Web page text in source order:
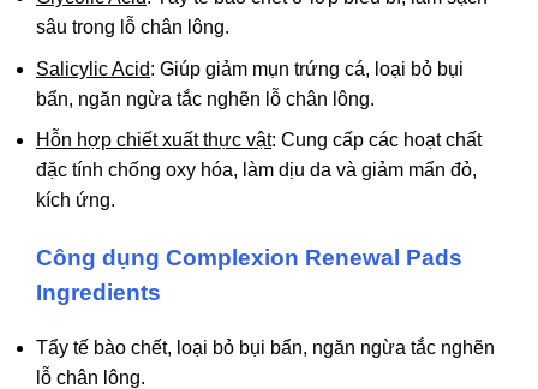
sâu trong lỗ chân lông.
Salicylic Acid: Giúp giảm mụn trứng cá, loại bỏ bụi
bẩn, ngăn ngừa tắc nghẽn lỗ chân lông.
Hỗn hợp chiết xuất thực vật: Cung cấp các hoạt chất
đặc tính chống oxy hóa, làm dịu da và giảm mẩn đỏ,
kích ứng.
Công dụng Complexion Renewal Pads
Ingredients
Tẩy tế bào chết, loại bỏ bụi bẩn, ngăn ngừa tắc nghẽn
lỗ chân lông.